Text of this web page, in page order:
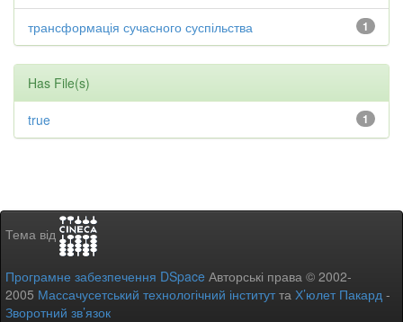
1
трансформація сучасного суспільства
Has File(s)
1
true
Тема від
Програмне забезпечення DSpace Авторські права © 2002-
2005 Массачусетський технологічний інститутта Х’юлет Пакард -
Зворотний зв’язок